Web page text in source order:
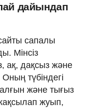
дайындап
сапалы
Мінсіз
ақ, дақсыз және
түбіндегі
және тығыз
жуып,